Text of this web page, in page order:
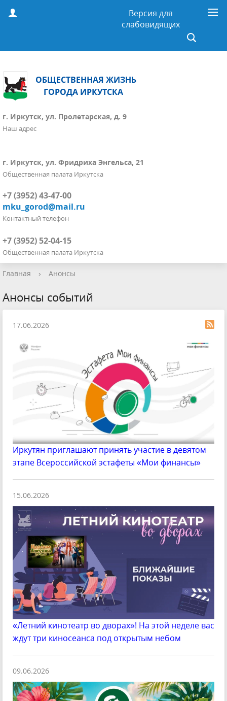
Версия для
слабовидящих
ОБЩЕСТВЕННАЯ ЖИЗНЬ
ГОРОДА ИРКУТСКА
г. Иркутск, ул. Пролетарская, д. 9
Наш адрес
г. Иркутск, ул. Фридриха Энгельса, 21
Общественная палата Иркутска
+7 (3952) 43-47-00
mku_gorod@mail.ru
Контактный телефон
+7 (3952) 52-04-15
Общественная палата Иркутска
Главная › Анонсы
Анонсы событий
17.06.2026
Иркутян приглашают принять участие в девятом
этапе Всероссийской эстафеты «Мои финансы»
15.06.2026
«Летний кинотеатр во дворах»! На этой неделе вас
ждут три киносеанса под открытым небом
09.06.2026